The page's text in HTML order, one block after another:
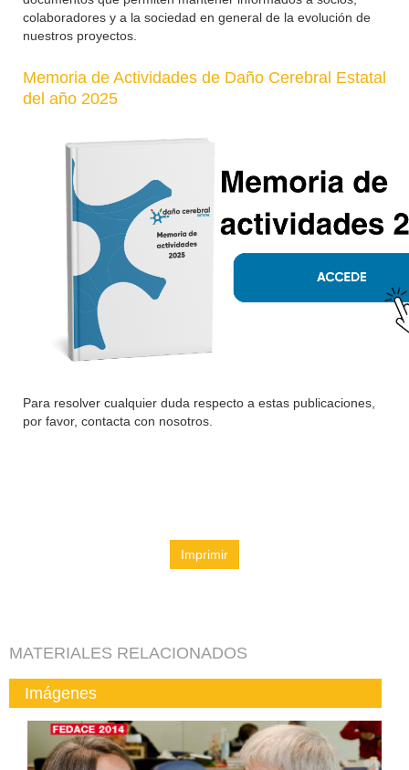
colaboradores y a la sociedad en general de la evolución de
nuestros proyectos.
Memoria de Actividades de Daño Cerebral Estatal
del año 2025
Para resolver cualquier duda respecto a estas publicaciones,
por favor, contacta con nosotros.
Imprimir
MATERIALES RELACIONADOS
Imágenes